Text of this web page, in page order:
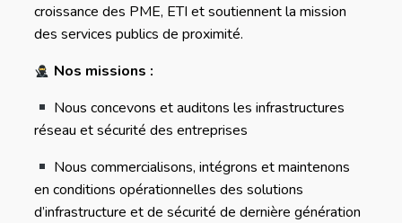
croissance des PME, ETI et soutiennent la mission
des services publics de proximité.
Nos missions :
Nous concevons et auditons les infrastructures
réseau et sécurité des entreprises
Nous commercialisons, intégrons et maintenons
en conditions opérationnelles des solutions
d’infrastructure et de sécurité de dernière génération